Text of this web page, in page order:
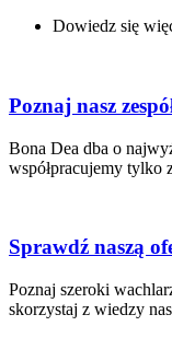
Dowiedz się
Poznaj nasz
Bona Dea dba o
współpracujemy tylko
Sprawdź naszą
Poznaj szeroki
skorzystaj z wiedzy